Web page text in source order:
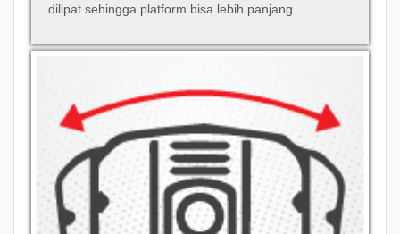
dilipat sehingga platform bisa lebih panjang